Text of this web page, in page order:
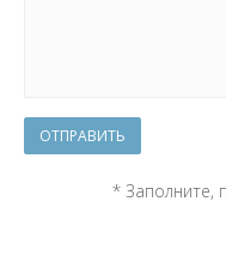
ОТПРАВИТЬ
* Заполните,